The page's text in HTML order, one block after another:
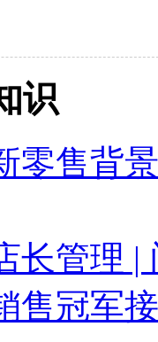
识
零售背
长管理 |
售冠军